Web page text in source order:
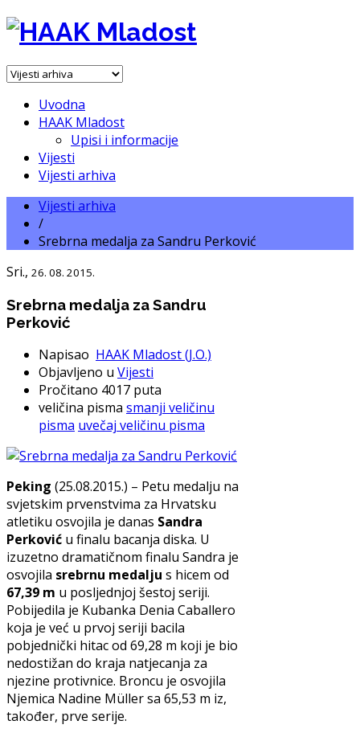
Uvodna
HAAK Mladost
Upisi i informacije
Vijesti
Vijesti arhiva
Vijesti arhiva
/
Srebrna medalja za Sandru Perković
Sri., 26. 08. 2015.
Srebrna medalja za Sandru
Perković
Napisao HAAK Mladost (J.O.)
Objavljeno u Vijesti
Pročitano 4017 puta
veličina pisma smanji veličinu
pisma uvečaj veličinu pisma
Peking (25.08.2015.) – Petu medalju na
svjetskim prvenstvima za Hrvatsku
atletiku osvojila je danas Sandra
Perković u finalu bacanja diska. U
izuzetno dramatičnom finalu Sandra je
osvojila srebrnu medalju s hicem od
67,39 m u posljednjoj šestoj seriji.
Pobijedila je Kubanka Denia Caballero
koja je već u prvoj seriji bacila
pobjednički hitac od 69,28 m koji je bio
nedostižan do kraja natjecanja za
njezine protivnice. Broncu je osvojila
Njemica Nadine Müller sa 65,53 m iz,
također, prve serije.